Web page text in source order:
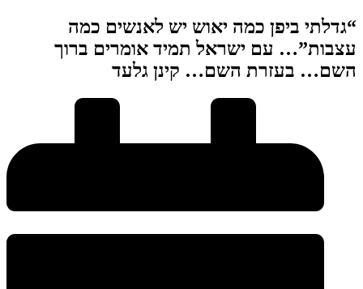
“גדלתי ביפן כמה יאוש יש לאנשים כמה
עצבות”… עם ישראל תמיד אומרים ברוך
השם… בעזרת השם… קינן גלעד